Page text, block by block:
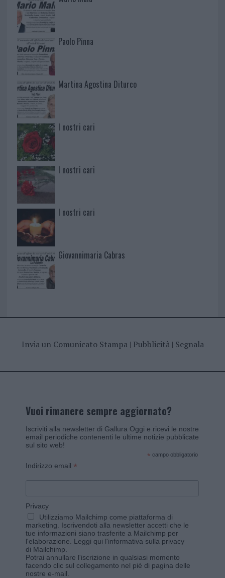
Paolo Pinna
Martina Agostina Diturco
I nostri cari
I nostri cari
I nostri cari
Giovannimaria Cabras
Invia un Comunicato Stampa| Pubblicità| Segnala
Vuoi rimanere sempre aggiornato?
Iscriviti alla newsletter di Gallura Oggi e ricevi le nostre
email periodiche contenenti le ultime notizie pubblicate
sul sito web!
* campo obbligatorio
Indirizzo email *
Privacy
Utilizziamo Mailchimp come piattaforma di
marketing. Iscrivendoti alla newsletter accetti che le
tue informazioni siano trasferite a Mailchimp per
l'elaborazione. Leggi qui l'informativa sulla privacy
di Mailchimp
Potrai annullare l'iscrizione in qualsiasi momento
facendo clic sul collegamento nel piè di pagina delle
nostre e-mail.